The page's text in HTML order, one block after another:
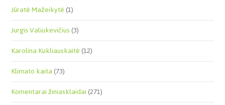
Jūratė Mažeikytė(1)
Jurgis Valiukevičius(3)
Karolina Kukliauskaitė(12)
Klimato kaita(73)
Komentarai žiniasklaidai(271)